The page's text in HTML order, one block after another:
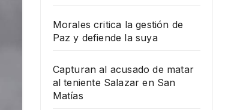
Morales critica la gestión de
Paz y defiende la suya
Capturan al acusado de matar
al teniente Salazar en San
Matías